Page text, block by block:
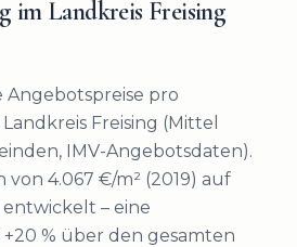
im Landkreis Freising
pro
Freising (Mittel
IMV-Angebotsdaten).
von 4.067 €/m² (2019) auf
entwickelt – eine
% über den gesamten